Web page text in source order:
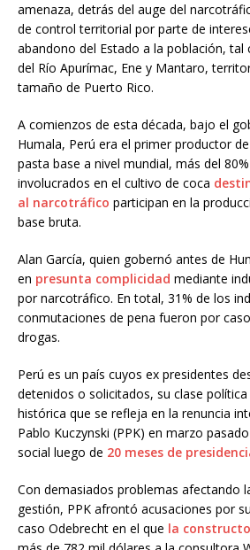
amenaza, detrás del auge del
de control territorial por parte de
abandono del Estado a la población, tal
del Río Apurímac, Ene y Mantaro,
tamaño de Puerto Rico.
A comienzos de esta década, bajo el
Humala, Perú era el primer productor
pasta base a nivel mundial, más del
involucrados en el cultivo de coca
al narcotráfico participan en la
base bruta.
Alan García, quien gobernó antes de
en presunta complicidad mediante
por narcotráfico. En total, 31% de los
conmutaciones de pena fueron por
drogas.
Perú es un país cuyos ex presidentes
detenidos o solicitados, su clase
histórica que se refleja en la renuncia
Pablo Kuczynski (PPK) en marzo
social luego de 20 meses de
Con demasiados problemas afectando
gestión, PPK afrontó acusaciones por
caso Odebrecht en el que la